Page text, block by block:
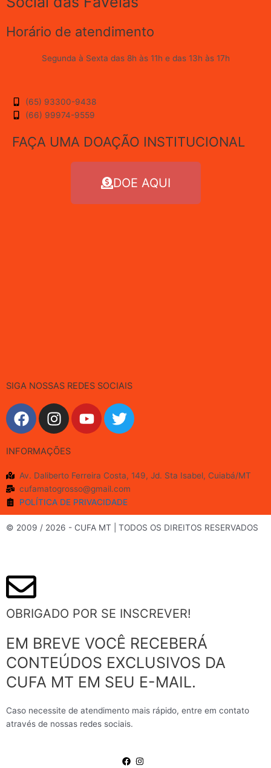
Horário de atendimento
Segunda à Sexta das 8h às 11h e das 13h às 17h
(65) 93300-9438
(66) 99974-9559
FAÇA UMA DOAÇÃO INSTITUCIONAL
DOE AQUI
SIGA NOSSAS REDES SOCIAIS
F
a
e
b
o
o
k
I
n
t
a
g
r
a
m
Y
o
u
b
e
T
w
t
e
r
INFORMAÇÕES
Av. Daliberto Ferreira Costa, 149, Jd. Sta Isabel, Cuiabá/MT
cufamatogrosso@gmail.com
POLÍTICA DE PRIVACIDADE
© 2009 / 2026 - CUFA MT | TODOS OS DIREITOS RESERVADOS
OBRIGADO POR SE INSCREVER!
EM BREVE VOCÊ RECEBERÁ
CONTEÚDOS EXCLUSIVOS DA
CUFA MT EM SEU E-MAIL.
Caso necessite de atendimento mais rápido, entre em contato
através de nossas redes sociais.